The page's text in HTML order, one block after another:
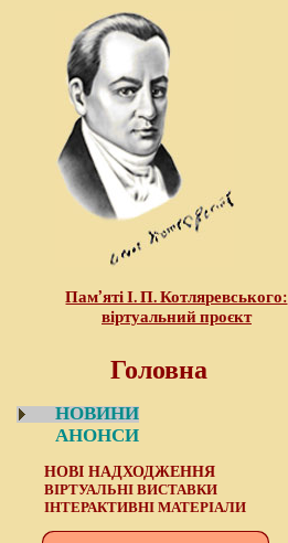
Пам’яті І. П. Котляревського:
віртуальний проєкт
Головна
НОВИНИ
АНОНСИ
НОВІ НАДХОДЖЕННЯ
ВІРТУАЛЬНІ ВИСТАВКИ
ІНТЕРАКТИВНІ МАТЕРІАЛИ